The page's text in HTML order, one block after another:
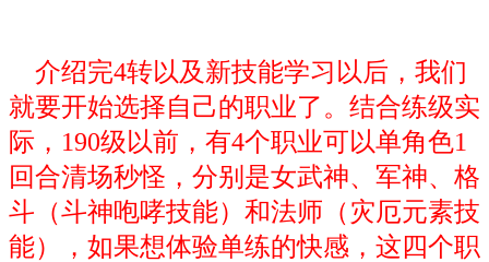
介绍完4转以及新技能学习以后，我们
就要开始选择自己的职业了。结合练级实
际，190级以前，有4个职业可以单角色1
回合清场秒怪，分别是女武神、军神、格
斗（斗神咆哮技能）和法师（灾厄元素技
能），如果想体验单练的快感，这四个职